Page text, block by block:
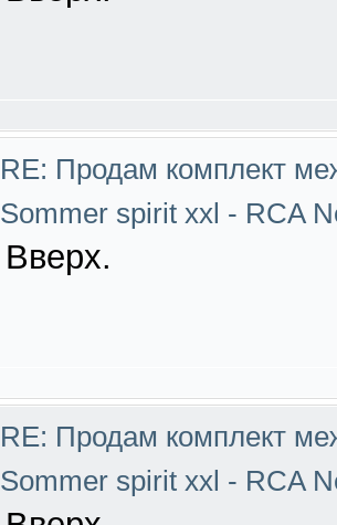
RE: Продам комплект
Sommer spirit xxl - RCA
Вверх.
RE: Продам комплект
Sommer spirit xxl - RCA